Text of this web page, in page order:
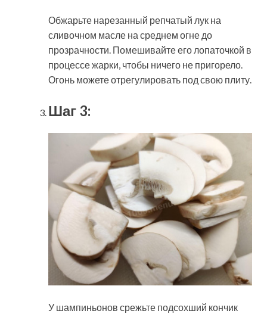
Обжарьте нарезанный репчатый лук на
сливочном масле на среднем огне до
прозрачности. Помешивайте его лопаточкой в
процессе жарки, чтобы ничего не пригорело.
Огонь можете отрегулировать под свою плиту.
Шаг 3:
У шампиньонов срежьте подсохший кончик